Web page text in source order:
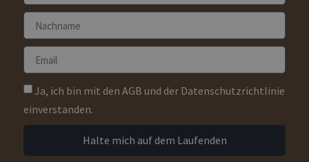
Ja, ich bin mit den AGB und der Datenschutzrichtlinie
einverstanden.
Halte mich auf dem Laufenden